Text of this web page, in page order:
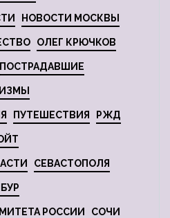
НОВОСТИ МОСКВЫ
ОЛЕГ КРЮЧКОВ
ПОСТРАДАВШИЕ
ПУТЕШЕСТВИЯ РЖД
СЕВАСТОПОЛЯ
РОССИИ СОЧИ